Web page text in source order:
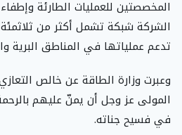
المخصصتين للعمليات الطارئة
الشركة شبكة تشمل أكثر من
تدعم عملياتها في المناطق البرية
وعبرت وزارة الطاقة عن خالص
المولى عز وجل أن يمنّ عليهم
في فسيح جناته.